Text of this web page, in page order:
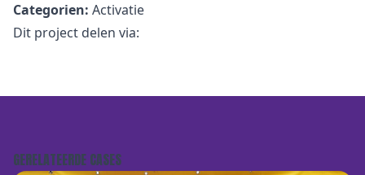
Categorien: Activatie
Dit project delen via:
GERELATEERDE CASES